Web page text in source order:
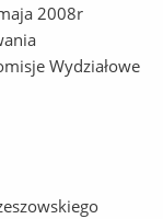
2008r
Wydziałowe